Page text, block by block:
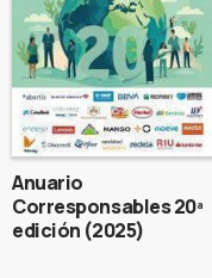
Anuario
Corresponsables 20ª
edición (2025)